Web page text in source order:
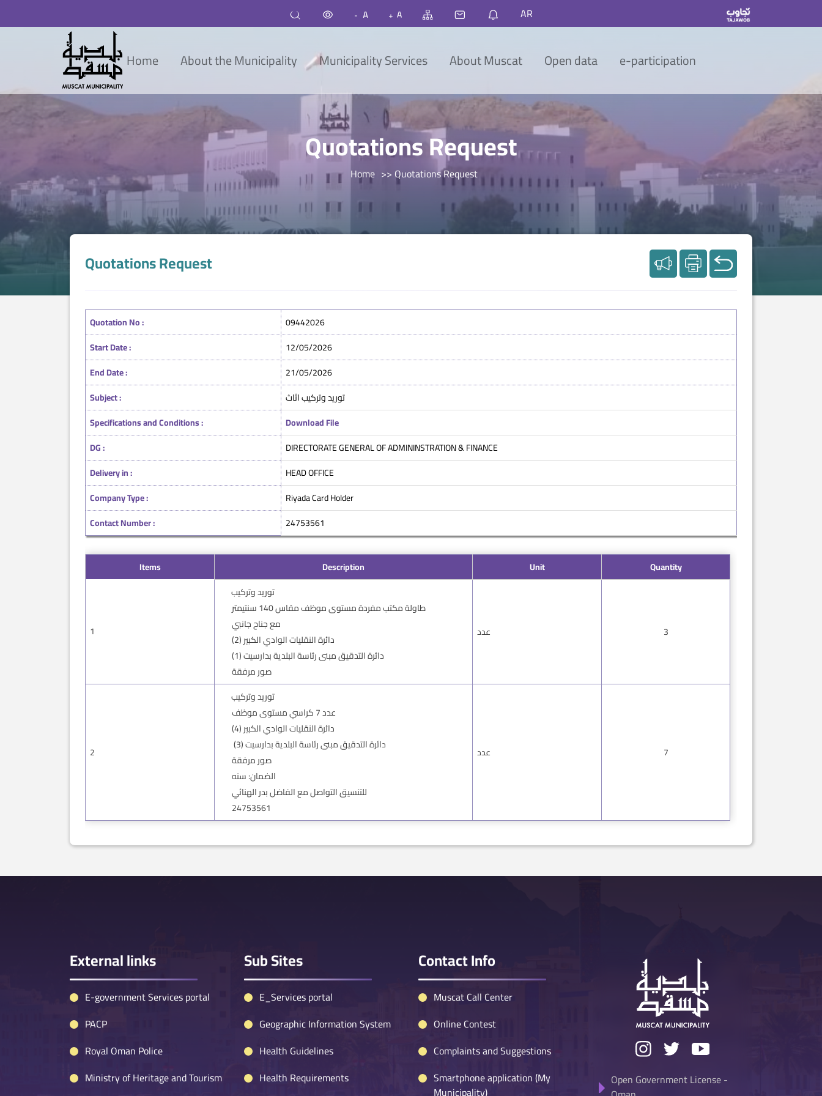
AR
Home About the Municipality Municipality Services About Muscat Open data e-participation
Quotations Request
Home >> Quotations Request
Quotations Request
Quotation No :
09442026
Start Date :
12/05/2026
End Date :
21/05/2026
Subject :
توريد وتركيب اثاث
Specifications and Conditions :
Download File
DG :
DIRECTORATE GENERAL OF ADMININSTRATION & FINANCE
Delivery in :
HEAD OFFICE
Company Type :
Riyada Card Holder
Contact Number :
24753561
Items Description Unit Quantity
1
توريد وتركيب
طاولة مكتب مفردة مستوى موظف مقاس 140 سنتيمتر
مع جناح جانبي
دائرة النقليات الوادي الكبير (2)
دائرة التدقيق مبنى رئاسة البلدية بدارسيت (1)
صور مرفقة
عدد 3
2
توريد وتركيب
عدد 7 كراسي مستوى موظف
دائرة النقليات الوادي الكبير (4)
دائرة التدقيق مبنى رئاسة البلدية بدارسيت (3)
صور مرفقة
الضمان: سنه
للتنسيق التواصل مع الفاضل بدر الهنائي
24753561
عدد 7
External links
E-government Services portal
PACP
Royal Oman Police
Ministry of Heritage and Tourism
Sub Sites
E_Services portal
Geographic Information System
Health Guidelines
Health Requirements
Contact Info
Muscat Call Center
Online Contest
Complaints and Suggestions
Smartphone application (My
Open Government License -